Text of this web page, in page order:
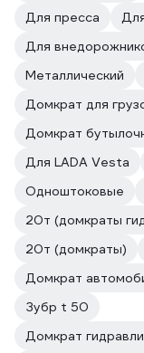
Для пресса
Для
Металлический
Домкрат для
Домкрат
Для LADA Vesta
Одноштоковые
20т (домкраты
20т (домкраты)
Домкрат
Зубр t 50
Домкрат